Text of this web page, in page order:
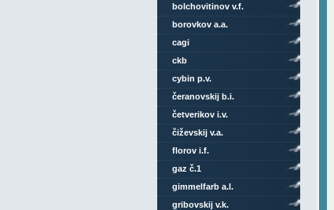
bolchovitinov v.f.
borovkov a.a.
cagi
ckb
cybin p.v.
čeranovskij b.i.
četverikov i.v.
čiževskij v.a.
florov i.f.
gaz č.1
gimmelfarb a.l.
gribovskij v.k.